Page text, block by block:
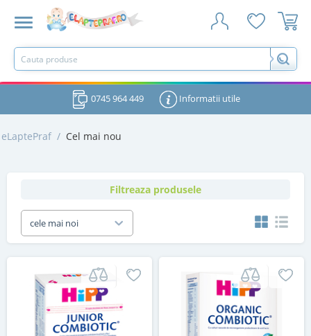
0745 964 449 Informatii utile
eLaptePraf / Cel mai nou
Filtreaza produsele
cele mai noi